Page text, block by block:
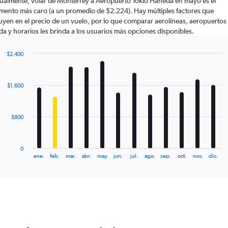
más caro (a un promedio de $2.224). Hay múltiples factores que
en el precio de un vuelo, por lo que comparar aerolíneas, aeropuertos
y horarios les brinda a los usuarios más opciones disponibles.
12
The
ene. feb. mar. abr. may. jun. jul. ago. sep. oct. nov. dic.
0
$800
$1.600
$2.400